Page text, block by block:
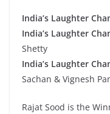
India’s Laughter
India’s Laughter
Shetty
India’s Laughter
Sachan & Vignesh
Rajat Sood is the